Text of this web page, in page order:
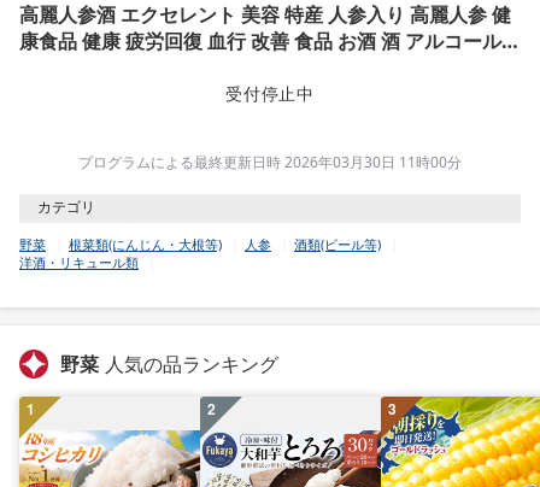
高麗人参酒 エクセレント 美容 特産 人参入り 高麗人参 健
康食品 健康 疲労回復 血行 改善 食品 お酒 酒 アルコール
受付停止中
プログラムによる最終更新日時 2026年03月30日 11時00分
カテゴリ
野菜 根菜類(にんじん・大根等) 人参
酒類(ビール等)
洋酒・リキュール類
野菜 人気の品ランキング
1 2 3